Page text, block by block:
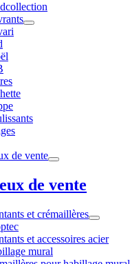
de vente
de vente
et crémaillères
et accessoires acier
mural